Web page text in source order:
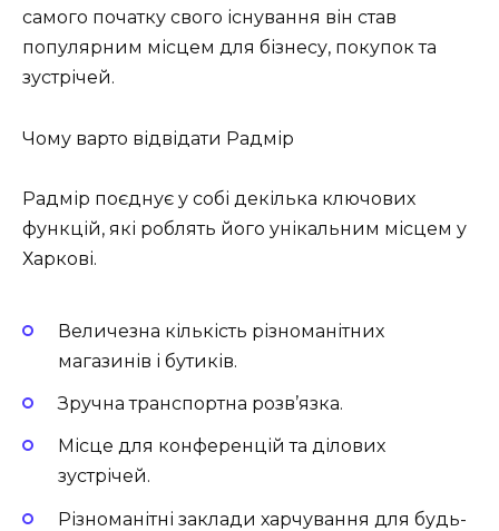
самого початку свого існування він став
популярним місцем для бізнесу, покупок та
зустрічей.
Чому варто відвідати Радмір
Радмір поєднує у собі декілька ключових
функцій, які роблять його унікальним місцем у
Харкові.
Величезна кількість різноманітних
магазинів і бутиків.
Зручна транспортна розв’язка.
Місце для конференцій та ділових
зустрічей.
Різноманітні заклади харчування для будь-